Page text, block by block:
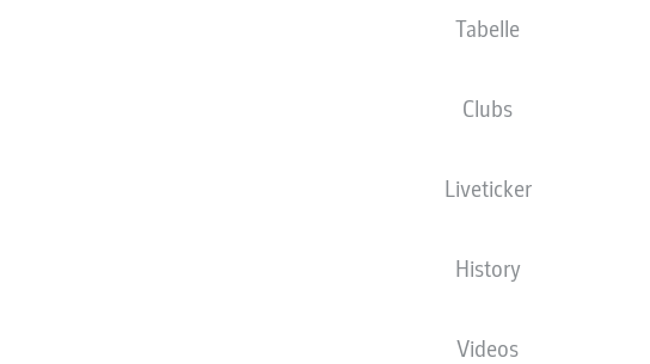
Tabelle
Clubs
Liveticker
History
Videos
CAJETAN LENZ WECHSELT